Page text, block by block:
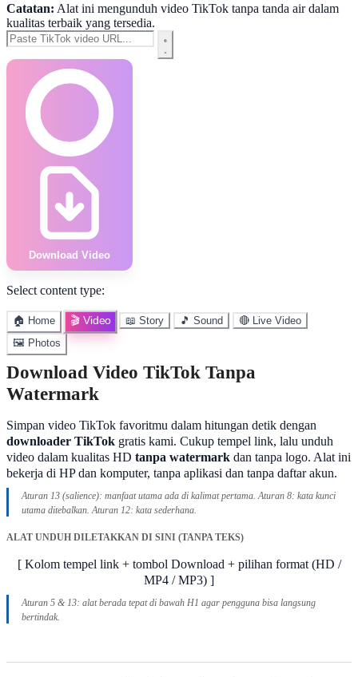
Catatan: Alat ini mengunduh video TikTok tanpa tanda air dalam
kualitas terbaik yang tersedia.
Download Video
Select content type:
🏠 Home 🎬 Video 📖 Story 🎵 Sound
🔴 Live Video
🖼️ Photos
Download Video TikTok Tanpa
Watermark
Simpan video TikTok favoritmu dalam hitungan detik dengan
downloader TikTok gratis kami. Cukup tempel link, lalu unduh
video dalam kualitas HD tanpa watermark dan tanpa logo. Alat ini
bekerja di HP dan komputer, tanpa aplikasi dan tanpa daftar akun.
Aturan 13 (salience): manfaat utama ada di kalimat pertama. Aturan 8: kata kunci
utama ditebalkan. Aturan 12: kata sederhana.
ALAT UNDUH DILETAKKAN DI SINI (TANPA TEKS)
[ Kolom tempel link + tombol Download + pilihan format (HD /
MP4 / MP3) ]
Aturan 5 & 13: alat berada tepat di bawah H1 agar pengguna bisa langsung
bertindak.